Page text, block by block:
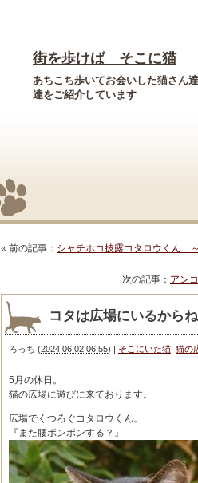
街を歩けば そこに猫
あちこち歩いてお会いした猫さん
達をご紹介しています
« 前の記事： シャチホコ披露コタロウくん
次の記事： アン
コタは広場にいるから
ろっち (2024.06.02 06:55) | そこにいた猫 猫の
5月の休日。
猫の広場に遊びに来ております。
広場でくつろぐコタロウくん。
『また腰ポンポンする？』